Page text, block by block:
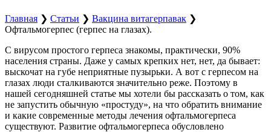
Главная ❯ Статьи ❯ Вакцина витагерпавак ❯
Офтальмогерпес (герпес на глазах).
С вирусом простого герпеса знакомы, практически, 90%
населения страны. Даже у самых крепких нет, нет, да бывает:
выскочат на губе неприятные пузырьки. А вот с герпесом на
глазах люди сталкиваются значительно реже. Поэтому в
нашей сегодняшней статье мы хотели бы рассказать о том, как
не запустить обычную «простуду», на что обратить внимание
и какие современные методы лечения офтальмогерпеса
существуют. Развитие офтальмогерпеса обусловлено